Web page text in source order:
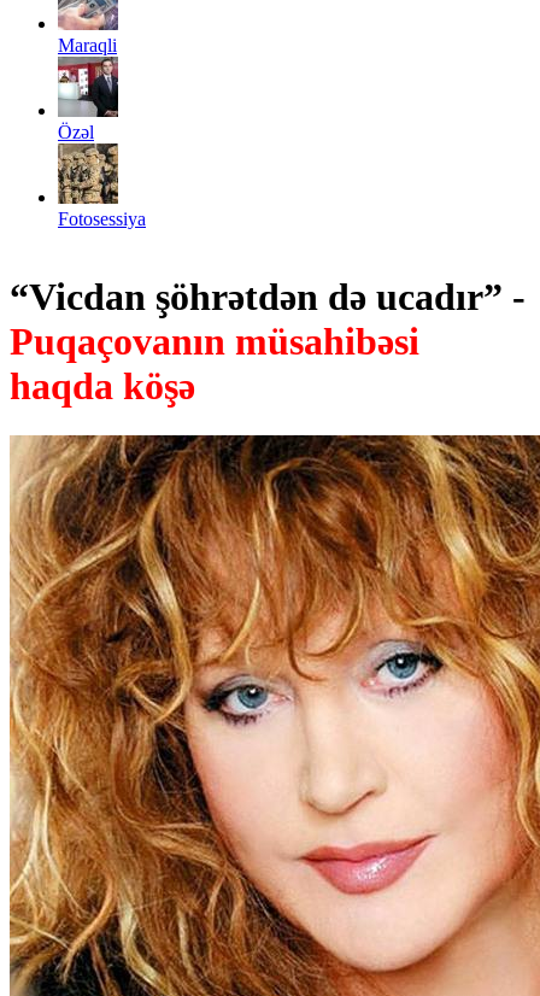
Maraqli
Özəl
Fotosessiya
“Vicdan şöhrətdən də ucadır” -
Puqaçovanın müsahibəsi
haqda köşə